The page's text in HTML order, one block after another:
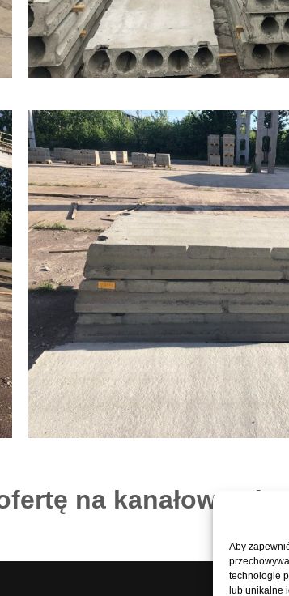
Aby
technologie
lub unikalne
na kanałowe